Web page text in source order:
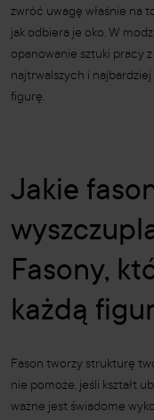
zwróć uwagę właśnie na
jak odbiera je oko. W
opanowanie sztuki pracy
najtrwalszych i
figurę.
Jakie
Fasony,
każdą
Fason tworzy strukturę
nie pomoże, jeśli kształt
ważne jest świadome